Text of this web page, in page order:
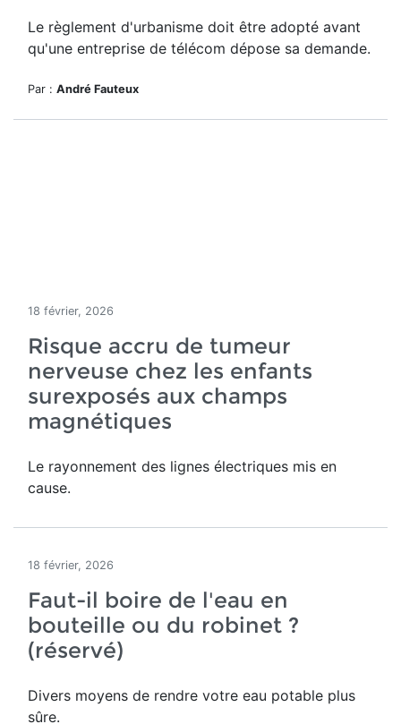
Le règlement d'urbanisme doit être adopté avant
qu'une entreprise de télécom dépose sa demande.
Par : André Fauteux
18 février, 2026
Risque accru de tumeur
nerveuse chez les enfants
surexposés aux champs
magnétiques
Le rayonnement des lignes électriques mis en
cause.
18 février, 2026
Faut-il boire de l'eau en
bouteille ou du robinet ?
(réservé)
Divers moyens de rendre votre eau potable plus
sûre.